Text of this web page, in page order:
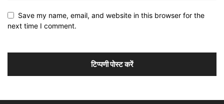
Save my name, email, and website in this browser for the
next time I comment.